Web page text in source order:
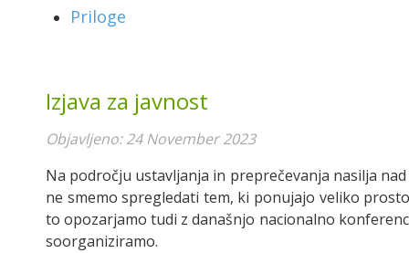
Priloge
Izjava za javnost
Objavljeno: 24 November 2023
Na področju ustavljanja in preprečevanja nasilja
ne smemo spregledati tem, ki ponujajo veliko
to opozarjamo tudi z današnjo nacionalno
soorganiziramo.